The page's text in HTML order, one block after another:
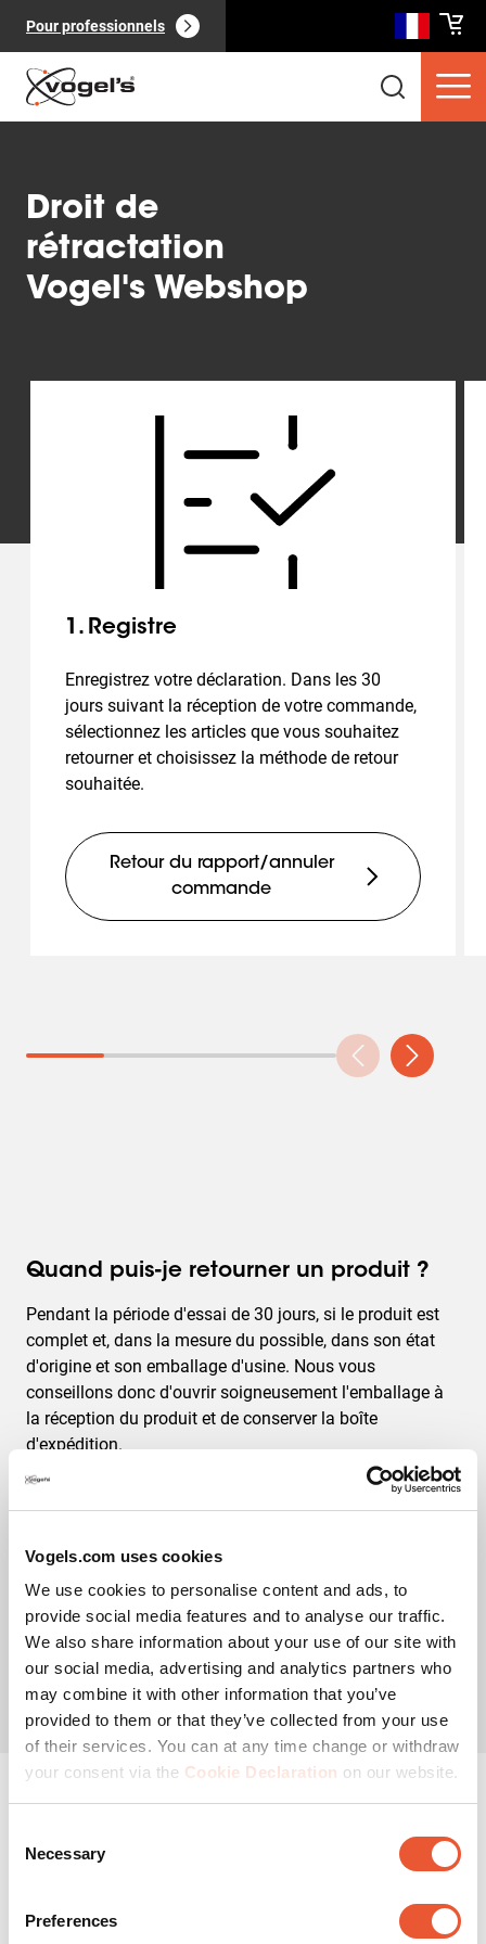
Vogels.com uses cookies
We use cookies to personalise content and ads, to
provide social media features and to analyse our traffic.
We also share information about your use of our site with
our social media, advertising and analytics partners who
may combine it with other information that you’ve
provided to them or that they’ve collected from your use
of their services. You can at any time change or withdraw
your consent via the Cookie Declaration on our website.
Selection
Necessary
Preferences
Pour professionnels
Produits clients (0):
Droit de
rétractation
Vogel's Webshop
1. Registre
Enregistrez votre déclaration. Dans les 30
jours suivant la réception de votre commande,
sélectionnez les articles que vous souhaitez
retourner et choisissez la méthode de retour
souhaitée.
Retour du rapport/annuler
commande
Quand puis-je retourner un produit ?
Pendant la période d'essai de 30 jours, si le produit est
complet et, dans la mesure du possible, dans son état
d'origine et son emballage d'usine. Nous vous
conseillons donc d'ouvrir soigneusement l'emballage à
la réception du produit et de conserver la boîte
d'expédition.
Quels sont les frais de retour d'un
article ?
Les retours aux France sont gratuits. Cela peut dépendre
du transporteur.
Comment puis-je retourner un produit
?
Si possible, suivez la procédure ci-dessous :
Garantie
Malgré le haut niveau de qualité de nos produits, il est
possible qu'un article soit défectueux à la livraison, ou